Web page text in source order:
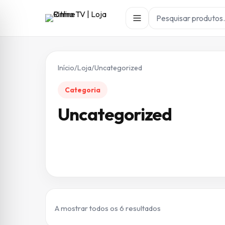
Início/Loja/Uncategorized
Categoria
Uncategorized
A mostrar todos os 6 resultados